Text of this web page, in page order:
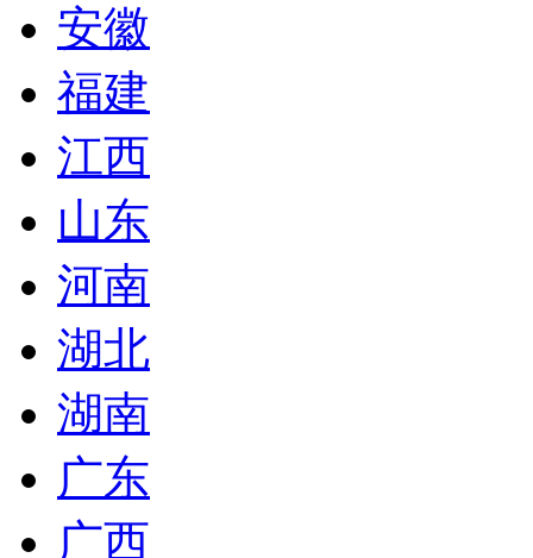
安徽
福建
江西
山东
河南
湖北
湖南
广东
广西